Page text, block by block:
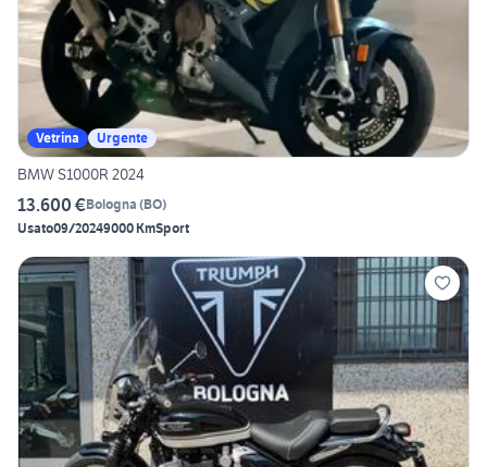
Vetrina Urgente
BMW S1000R 2024
13.600 €Bologna (BO)
Usato09/20249000 KmSport